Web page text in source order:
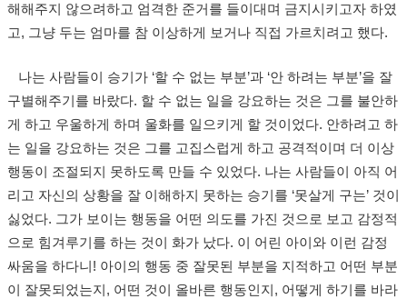
해해주지 않으려하고 엄격한 준거를 들이대며 금지시키고자 하였
고, 그냥 두는 엄마를 참 이상하게 보거나 직접 가르치려고 했다.
나는 사람들이 승기가 ‘할 수 없는 부분’과 ‘안 하려는 부분’을 잘
구별해주기를 바랐다. 할 수 없는 일을 강요하는 것은 그를 불안하
게 하고 우울하게 하며 울화를 일으키게 할 것이었다. 안하려고 하
는 일을 강요하는 것은 그를 고집스럽게 하고 공격적이며 더 이상
행동이 조절되지 못하도록 만들 수 있었다. 나는 사람들이 아직 어
리고 자신의 상황을 잘 이해하지 못하는 승기를 ‘못살게 구는’ 것이
싫었다. 그가 보이는 행동을 어떤 의도를 가진 것으로 보고 감정적
으로 힘겨루기를 하는 것이 화가 났다. 이 어린 아이와 이런 감정
싸움을 하다니! 아이의 행동 중 잘못된 부분을 지적하고 어떤 부분
이 잘못되었는지, 어떤 것이 올바른 행동인지, 어떻게 하기를 바라